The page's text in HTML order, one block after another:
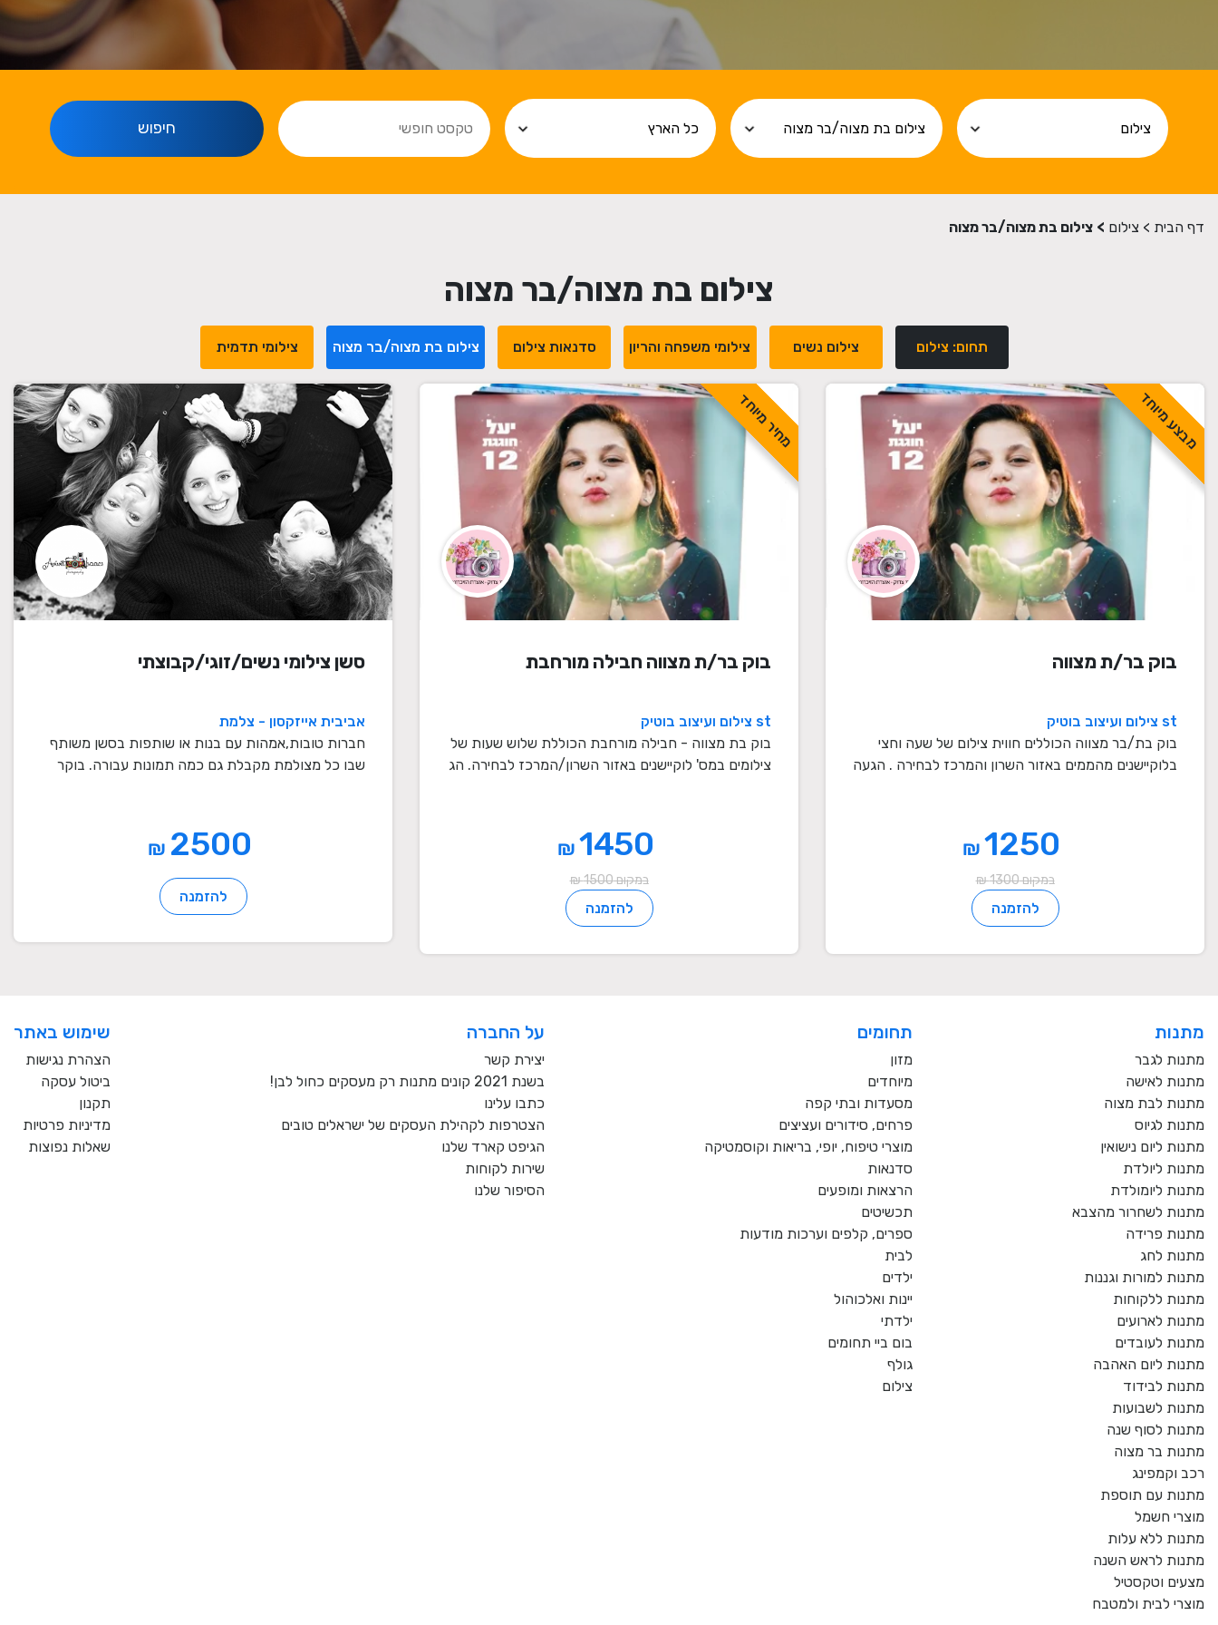
חיפוש
דף הבית > צילום > צילום בת מצוה/בר מצוה
צילום בת מצוה/בר מצוה
תחום: צילום צילום נשים צילומי משפחה והריון סדנאות צילום צילום בת מצוה/בר מצוה צילומי תדמית
מבצע מיוחד
בוק בר/ת מצווה
st צילום ועיצוב בוטיק
בוק בת/בר מצווה הכוללים חווית צילום של שעה וחצי
בלוקיישנים מהממים באזור השרון והמרכז לבחירה . הגעה
₪
במקום 1300 ₪
להזמנה
מחיר מיוחד
בוק בר/ת מצווה חבילה מורחבת
st צילום ועיצוב בוטיק
בוק בת מצווה - חבילה מורחבת הכוללת שלוש שעות של
צילומים במס' לוקיישנים באזור השרון/המרכז לבחירה. הג
₪
במקום 1500 ₪
להזמנה
סשן צילומי נשים/זוגי/קבוצתי
אביבית אייזקסון - צלמת
חברות טובות,אמהות עם בנות או שותפות בסשן משותף
שבו כל מצולמת מקבלת גם כמה תמונות עבורה. בוקר
₪
להזמנה
מתנות
מתנות לגבר
מתנות לאישה
מתנות לבת מצוה
מתנות לגיוס
מתנות ליום נישואין
מתנות ליולדת
מתנות ליומולדת
מתנות לשחרור מהצבא
מתנות פרידה
מתנות לחג
מתנות למורות וגננות
מתנות ללקוחות
מתנות לארועים
מתנות לעובדים
מתנות ליום האהבה
מתנות לבידוד
מתנות לשבועות
מתנות לסוף שנה
מתנות בר מצוה
רכב וקמפינג
מתנות עם תוספת
מוצרי חשמל
מתנות ללא עלות
מתנות לראש השנה
מצעים וטקסטיל
מוצרי לבית ולמטבח
תחומים
מזון
מיוחדים
מסעדות ובתי קפה
פרחים, סידורים ועציצים
מוצרי טיפוח, יופי, בריאות וקוסמטיקה
סדנאות
הרצאות ומופעים
תכשיטים
ספרים, קלפים וערכות מודעות
לבית
ילדים
יינות ואלכוהול
ילדתי
בום ביי תחומים
גולף
צילום
על החברה
יצירת קשר
בשנת 2021 קונים מתנות רק מעסקים כחול לבן!
כתבו עלינו
הצטרפות לקהילת העסקים של ישראלים טובים
הגיפט קארד שלנו
שירות לקוחות
הסיפור שלנו
שימוש באתר
הצהרת נגישות
ביטול עסקה
תקנון
מדיניות פרטיות
שאלות נפוצות